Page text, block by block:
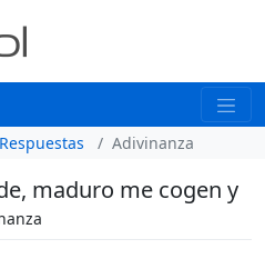
Adivinanza
maduro me cogen y